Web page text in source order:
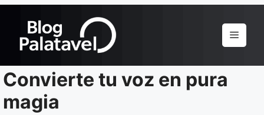
Menu
Convierte tu voz en pura
magia